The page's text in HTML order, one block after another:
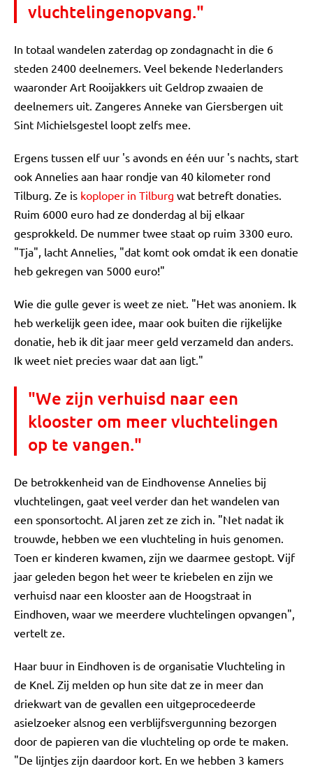
vluchtelingenopvang."
In totaal wandelen zaterdag op zondagnacht in die 6
steden 2400 deelnemers. Veel bekende Nederlanders
waaronder Art Rooijakkers uit Geldrop zwaaien de
deelnemers uit. Zangeres Anneke van Giersbergen uit
Sint Michielsgestel loopt zelfs mee.
Ergens tussen elf uur 's avonds en één uur 's nachts, start
ook Annelies aan haar rondje van 40 kilometer rond
Tilburg. Ze is koploper in Tilburg wat betreft donaties.
Ruim 6000 euro had ze donderdag al bij elkaar
gesprokkeld. De nummer twee staat op ruim 3300 euro.
"Tja", lacht Annelies, "dat komt ook omdat ik een donatie
heb gekregen van 5000 euro!"
Wie die gulle gever is weet ze niet. "Het was anoniem. Ik
heb werkelijk geen idee, maar ook buiten die rijkelijke
donatie, heb ik dit jaar meer geld verzameld dan anders.
Ik weet niet precies waar dat aan ligt."
"We zijn verhuisd naar een
klooster om meer vluchtelingen
op te vangen."
De betrokkenheid van de Eindhovense Annelies bij
vluchtelingen, gaat veel verder dan het wandelen van
een sponsortocht. Al jaren zet ze zich in. "Net nadat ik
trouwde, hebben we een vluchteling in huis genomen.
Toen er kinderen kwamen, zijn we daarmee gestopt. Vijf
jaar geleden begon het weer te kriebelen en zijn we
verhuisd naar een klooster aan de Hoogstraat in
Eindhoven, waar we meerdere vluchtelingen opvangen",
vertelt ze.
Haar buur in Eindhoven is de organisatie Vluchteling in
de Knel. Zij melden op hun site dat ze in meer dan
driekwart van de gevallen een uitgeprocedeerde
asielzoeker alsnog een verblijfsvergunning bezorgen
door de papieren van die vluchteling op orde te maken.
"De lijntjes zijn daardoor kort. En we hebben 3 kamers